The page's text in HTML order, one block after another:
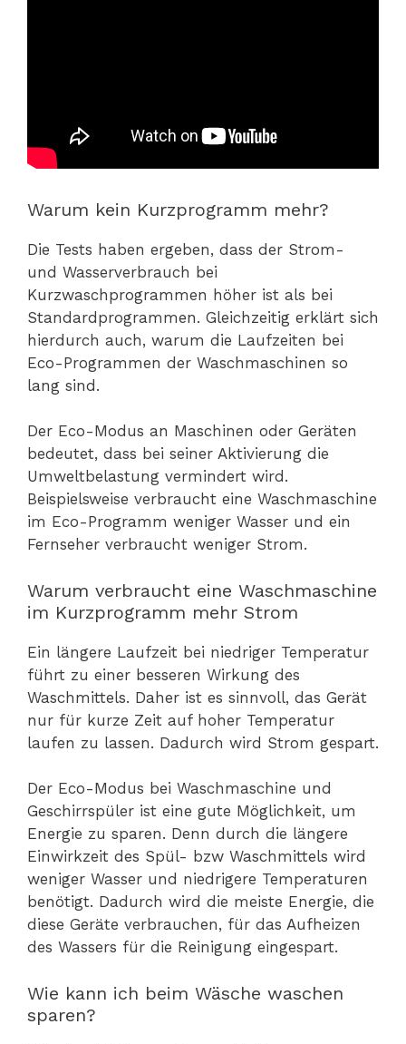
Warum kein Kurzprogramm mehr?
Die Tests haben ergeben, dass der Strom-
und Wasserverbrauch bei
Kurzwaschprogrammen höher ist als bei
Standardprogrammen. Gleichzeitig erklärt sich
hierdurch auch, warum die Laufzeiten bei
Eco-Programmen der Waschmaschinen so
lang sind.
Der Eco-Modus an Maschinen oder Geräten
bedeutet, dass bei seiner Aktivierung die
Umweltbelastung vermindert wird.
Beispielsweise verbraucht eine Waschmaschine
im Eco-Programm weniger Wasser und ein
Fernseher verbraucht weniger Strom.
Warum verbraucht eine Waschmaschine
im Kurzprogramm mehr Strom
Ein längere Laufzeit bei niedriger Temperatur
führt zu einer besseren Wirkung des
Waschmittels. Daher ist es sinnvoll, das Gerät
nur für kurze Zeit auf hoher Temperatur
laufen zu lassen. Dadurch wird Strom gespart.
Der Eco-Modus bei Waschmaschine und
Geschirrspüler ist eine gute Möglichkeit, um
Energie zu sparen. Denn durch die längere
Einwirkzeit des Spül- bzw Waschmittels wird
weniger Wasser und niedrigere Temperaturen
benötigt. Dadurch wird die meiste Energie, die
diese Geräte verbrauchen, für das Aufheizen
des Wassers für die Reinigung eingespart.
Wie kann ich beim Wäsche waschen
sparen?